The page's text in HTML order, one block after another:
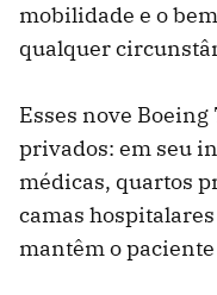
mobilidade e o
qualquer
Esses nove
privados: em seu
médicas, quartos
camas
mantêm o